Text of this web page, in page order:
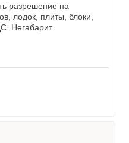
разрешение на
лодок, плиты, блоки,
Негабарит